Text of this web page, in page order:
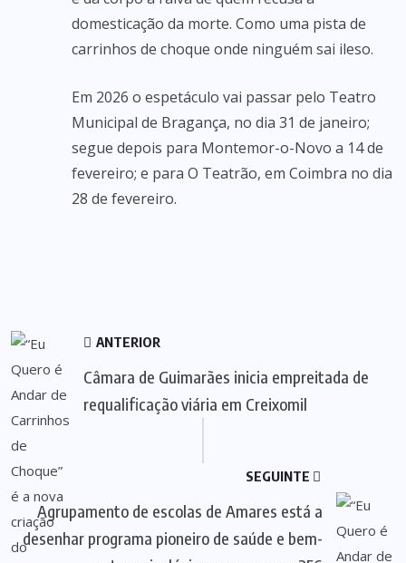
domesticação da morte. Como uma pista de
carrinhos de choque onde ninguém sai ileso.
Em 2026 o espetáculo vai passar pelo Teatro
Municipal de Bragança, no dia 31 de janeiro;
segue depois para Montemor-o-Novo a 14 de
fevereiro; e para O Teatrão, em Coimbra no dia
28 de fevereiro.
ANTERIOR
Câmara de Guimarães inicia empreitada de
requalificação viária em Creixomil
SEGUINTE
Agrupamento de escolas de Amares está a
desenhar programa pioneiro de saúde e bem-